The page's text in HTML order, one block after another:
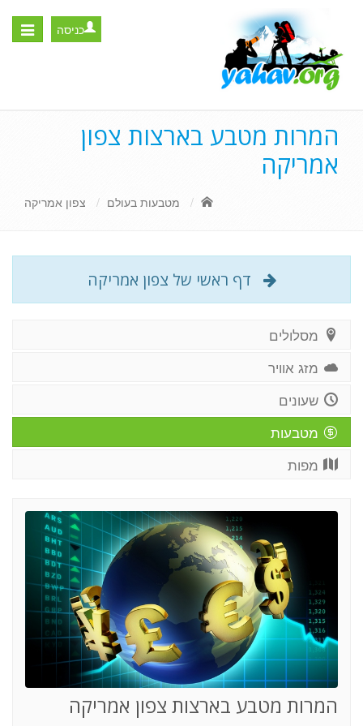
Toggle
כניסה
המרות מטבע בארצות צפון
אמריקה
מטבעות בעולם צפון אמריקה
דף ראשי של צפון אמריקה
מסלולים
מזג אוויר
שעונים
מטבעות
מפות
המרות מטבע בארצות צפון אמריקה